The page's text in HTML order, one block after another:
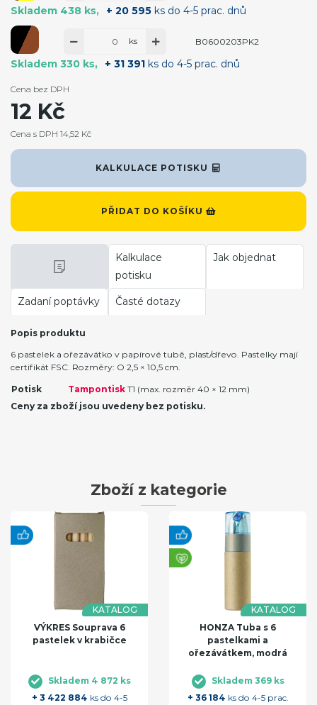
Skladem 438 ks + 20 595 ks do 4-5 prac. dnů
Skladem 330 ks + 31 391 ks do 4-5 prac. dnů
ks B0600203PK2
KALKULACE POTISKU
PŘIDAT DO KOŠÍKU
Cena bez DPH
12 Kč
Cena s DPH 14,52 Kč
Kalkulace
potisku
Jak objednat
Zadaní poptávky Časté dotazy
Popis produktu
6 pastelek a ořezávátko v papírové tubě, plast/dřevo. Pastelky mají
certifikát FSC. Rozměry: O 2,5 × 10,5 cm.
Potisk Tampontisk T1 (max. rozměr 40 × 12 mm)
Ceny za zboží jsou uvedeny bez potisku.
Zboží z kategorie
KATALOG
VÝKRES Souprava 6
pastelek v krabičce
Skladem 4 872 ks
+ 3 422 884 ks do 4-5
KATALOG
HONZA Tuba s 6
pastelkami a
ořezávátkem, modrá
Skladem 369 ks
+ 36 184 ks do 4-5 prac.